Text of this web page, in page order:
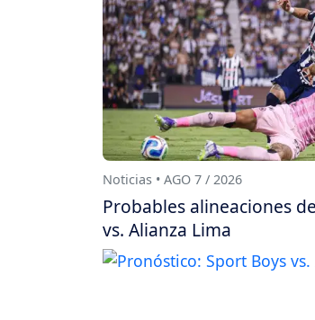
Noticias • AGO 7 / 2026
Probables alineaciones
vs. Alianza Lima